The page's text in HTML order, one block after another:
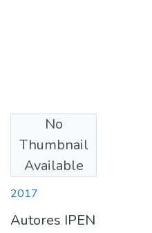
No
Thumbnail
Available
Download
Date
2017
Autores IPEN